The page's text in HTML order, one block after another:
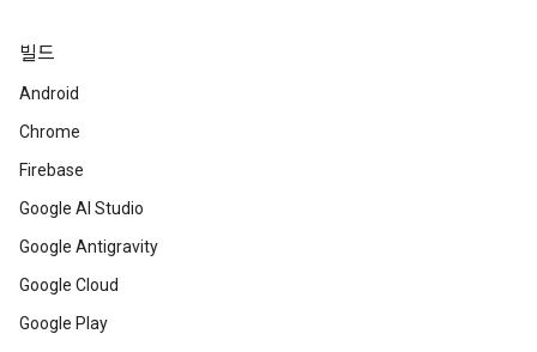
빌드
Android
Chrome
Firebase
Google AI Studio
Google Antigravity
Google Cloud
Google Play